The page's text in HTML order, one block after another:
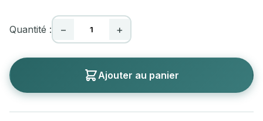
Quantité : − +
Ajouter au panier